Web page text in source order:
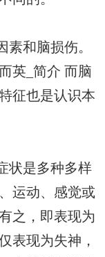
素和脑损伤。
英_简介 而脑
征也是认识本
状是多种多样
运动、感觉或
之，即表现为
表现为失神，